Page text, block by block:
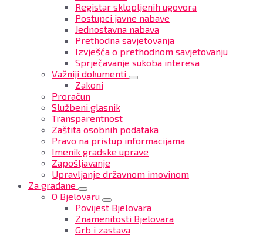
Registar sklopljenih ugovora
Postupci javne nabave
Jednostavna nabava
Prethodna savjetovanja
Izvješća o prethodnom savjetovanju
Sprječavanje sukoba interesa
Važniji dokumenti
Zakoni
Proračun
Službeni glasnik
Transparentnost
Zaštita osobnih podataka
Pravo na pristup informacijama
Imenik gradske uprave
Zapošljavanje
Upravljanje državnom imovinom
Za građane
O Bjelovaru
Povijest Bjelovara
Znamenitosti Bjelovara
Grb i zastava